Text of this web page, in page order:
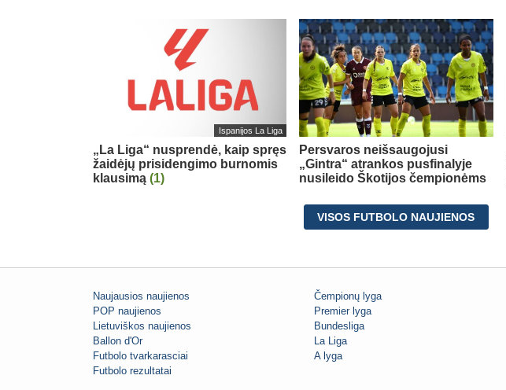
Ispanijos La Liga
„La Liga“ nusprendė, kaip spręs
žaidėjų prisidengimo burnomis
klausimą (1)
Persvaros neišsaugojusi
„Gintra“ atrankos pusfinalyje
nusileido Škotijos čempionėms
VISOS FUTBOLO NAUJIENOS
Naujausios naujienos
POP naujienos
Lietuviškos naujienos
Ballon d'Or
Futbolo tvarkarasciai
Futbolo rezultatai
Čempionų lyga
Premier lyga
Bundesliga
La Liga
A lyga